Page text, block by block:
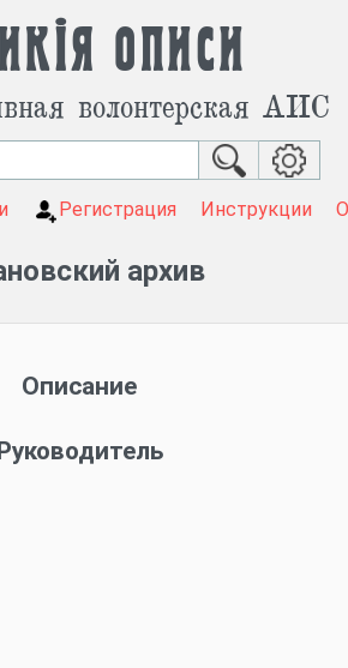
описи
волонтерская АИС
Регистрация Инструкции
архив
Описание